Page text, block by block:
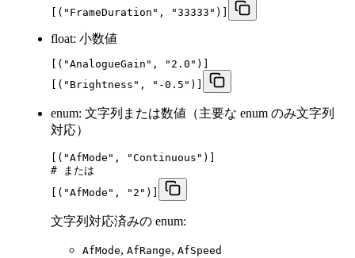
[("FrameDuration", "33333")]
float: 小数値
[("AnalogueGain", "2.0")]
[("Brightness", "-0.5")]
enum: 文字列または数値（主要な enum のみ文字列
対応）
[("AfMode", "Continuous")]
# または
[("AfMode", "2")]
文字列対応済みの enum:
AfMode, AfRange, AfSpeed